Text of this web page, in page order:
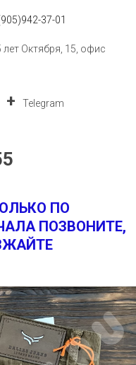
37-01
лет Октября, 15 офис
Telegram
ПО
ПОЗВОНИТЕ,